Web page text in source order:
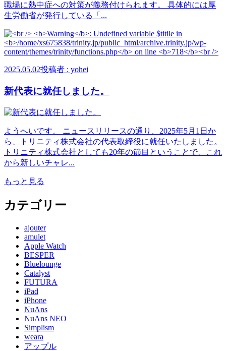
職場に熱中症への対策が義務付けられます。 具体的には厚
生労働省が発行している「...
2025.05.02投稿者 : yohei
新代表に就任しました。
ようへいです。 ニュースリリースの通り、2025年5月1日か
ら、トリニティ株式会社の代表取締役に就任いたしました。
トリニティ株式会社としても20年の節目ということで、これ
から新しいチャレ...
もっと見る
カテゴリー
ajouter
amulet
Apple Watch
BESPER
Bluelounge
Catalyst
FUTURA
iPad
iPhone
NuAns
NuAns NEO
Simplism
weara
アップル